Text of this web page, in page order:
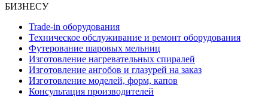
БИЗНЕСУ
Trade-in оборудования
Техническое обслуживание и ремонт оборудования
Футерование шаровых мельниц
Изготовление нагревательных спиралей
Изготовление ангобов и глазурей на заказ
Изготовление моделей, форм, капов
Консультация производителей